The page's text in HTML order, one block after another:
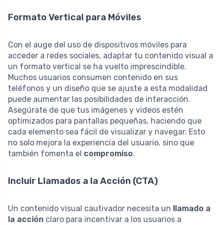
Formato Vertical para Móviles
Con el auge del uso de dispositivos móviles para
acceder a redes sociales, adaptar tu contenido visual a
un formato vertical se ha vuelto imprescindible.
Muchos usuarios consumen contenido en sus
teléfonos y un diseño que se ajuste a esta modalidad
puede aumentar las posibilidades de interacción.
Asegúrate de que tus imágenes y videos estén
optimizados para pantallas pequeñas, haciendo que
cada elemento sea fácil de visualizar y navegar. Esto
no solo mejora la experiencia del usuario, sino que
también fomenta el compromiso.
Incluir Llamados a la Acción (CTA)
Un contenido visual cautivador necesita un
llamado a
la acción claro para incentivar a los usuarios a